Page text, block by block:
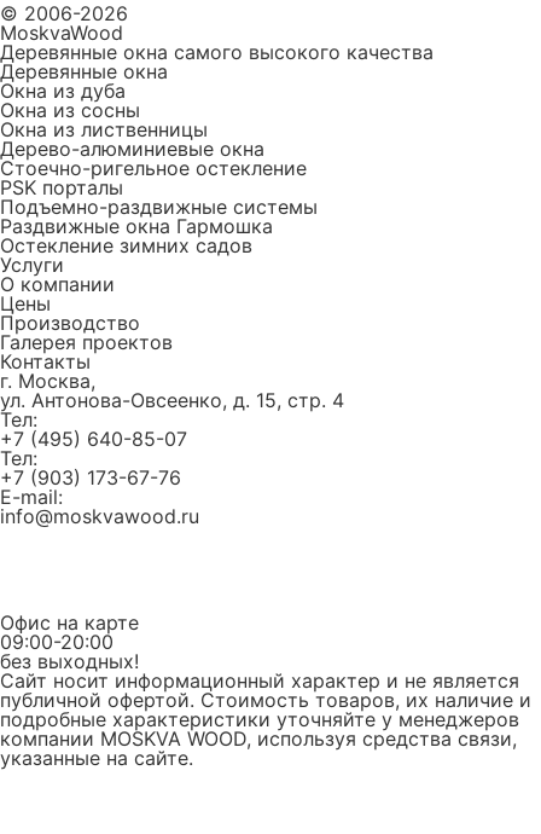
© 2006-2026
MoskvaWood
Деревянные окна самого высокого качества
Деревянные окна
Окна из дуба
Окна из сосны
Окна из лиственницы
Дерево-алюминиевые окна
Стоечно-ригельное остекление
PSK порталы
Подъемно-раздвижные системы
Раздвижные окна Гармошка
Остекление зимних садов
Услуги
О компании
Цены
Производство
Галерея проектов
Контакты
г. Москва,
ул. Антонова-Овсеенко, д. 15, стр. 4
Тел:
+7 (495) 640-85-07
Тел:
+7 (903) 173-67-76
E-mail:
info@moskvawood.ru
Офис на карте
09:00-20:00
без выходных!
Сайт носит информационный характер и не является
публичной офертой. Стоимость товаров, их наличие и
подробные характеристики уточняйте у менеджеров
компании MOSKVA WOOD, используя средства связи,
указанные на сайте.